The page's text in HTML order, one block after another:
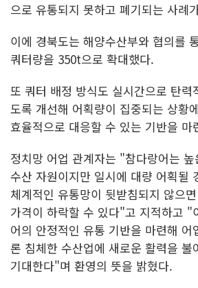
으로 유통되지 못하고 폐기되는 사례
이에 경북도는 해양수산부와 협의를
쿼터량을 350t으로 확대했다.
또 쿼터 배정 방식도 실시간으로 탄력
도록 개선해 어획량이 집중되는 상황
효율적으로 대응할 수 있는 기반을 마
정치망 어업 관계자는 "참다랑어는
수산 자원이지만 일시에 대량 어획될
체계적인 유통망이 뒷받침되지 않으
가격이 하락할 수 있다"고 지적하고 "
어의 안정적인 유통 기반을 마련해 어
론 침체한 수산업에 새로운 활력을 불
기대한다"며 환영의 뜻을 밝혔다.